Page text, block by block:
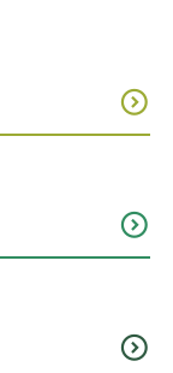
expand_circle_down
expand_circle_down
expand_circle_down